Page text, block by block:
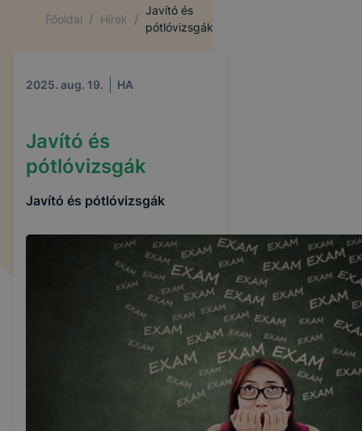
Főoldal / Hírek /
Javító és
pótlóvizsgák
2025. aug. 19. HA
Javító és
pótlóvizsgák
Javító és pótlóvizsgák